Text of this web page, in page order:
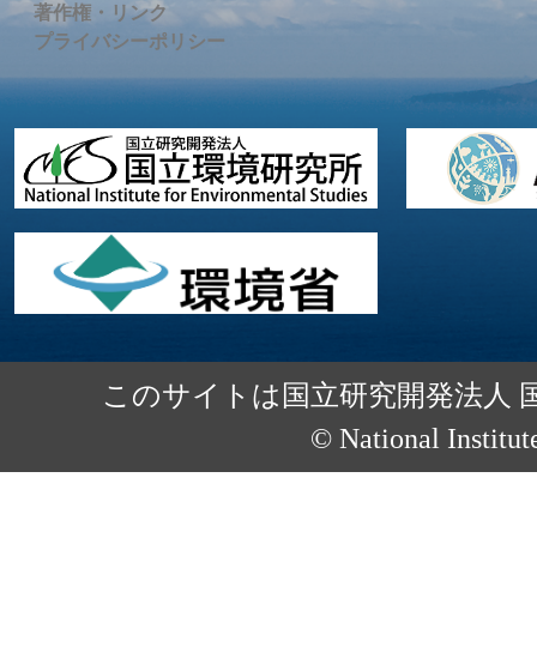
著作権・リンク
プライバシーポリシー
このサイトは国立研究開発法人
© National